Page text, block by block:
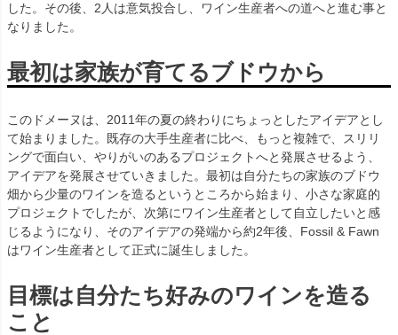
した。その後、2人は意気投合し、ワイン生産者への道へと進む事と
なりました。
最初は家族が育てるブドウから
このドメーヌは、2011年の夏の終わりにちょっとしたアイデアとし
て始まりました。既存の大手生産者に比べ、もっと複雑で、スリリ
ングで面白い、やりがいのあるプロジェクトへと発展させるよう、
アイデアを発展させていきました。最初は自分たちの家族のブドウ
畑から少量のワインを造るというところから始まり、小さな家庭的
プロジェクトでしたが、次第にワイン生産者として自立したいと感
じるようになり、そのアイデアの発端から約2年後、Fossil & Fawn
はワイン生産者として正式に誕生しました。
目標は自分たち好みのワインを造る
こと